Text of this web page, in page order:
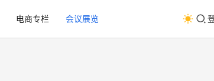
电商专栏 会议展览